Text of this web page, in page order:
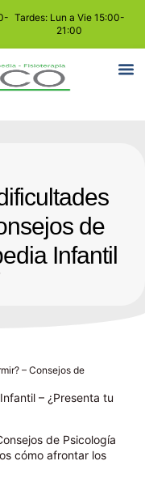
Tardes: Lun a Vie 15:00-
21:00
de
Infantil
– Consejos de
– ¿Presenta tu
de Psicología
cómo afrontar los